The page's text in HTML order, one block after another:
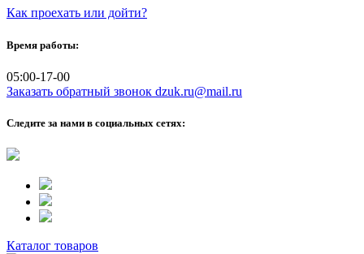
Как проехать или дойти?
Время работы:
05:00-17-00
Заказать обратный звонок dzuk.ru@mail.ru
Следите за нами в социальных сетях:
Каталог товаров